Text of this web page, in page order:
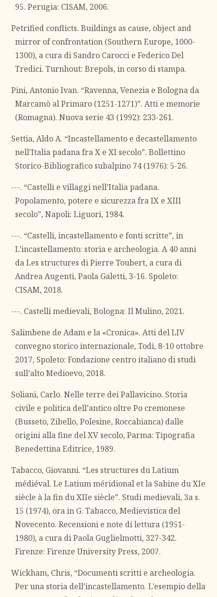
95. Perugia: CISAM, 2006.
Petrified conflicts. Buildings as cause, object and
mirror of confrontation (Southern Europe, 1000-
1300), a cura di Sandro Carocci e Federico Del
Tredici. Turnhout: Brepols, in corso di stampa.
Pini, Antonio Ivan. “Ravenna, Venezia e Bologna da
Marcamò al Primaro (1251-1271)”. Atti e memorie
(Romagna). Nuova serie 43 (1992): 233-261.
Settia, Aldo A. “Incastellamento e decastellamento
nell’Italia padana fra X e XI secolo”. Bollettino
Storico-Bibliografico subalpino 74 (1976): 5-26.
---. “Castelli e villaggi nell’Italia padana.
Popolamento, potere e sicurezza fra IX e XIII
secolo”, Napoli: Liguori, 1984.
---. “Castelli, incastellamento e fonti scritte”, in
L’incastellamento: storia e archeologia. A 40 anni
da Les structures di Pierre Toubert, a cura di
Andrea Augenti, Paola Galetti, 3-16. Spoleto:
CISAM, 2018.
---. Castelli medievali, Bologna: Il Mulino, 2021.
Salimbene de Adam e la «Cronica». Atti del LIV
convegno storico internazionale, Todi, 8-10 ottobre
2017, Spoleto: Fondazione centro italiano di studi
sull’alto Medioevo, 2018.
Soliani, Carlo. Nelle terre dei Pallavicino. Storia
civile e politica dell’antico oltre Po cremonese
(Busseto, Zibello, Polesine, Roccabianca) dalle
origini alla fine del XV secolo, Parma: Tipografia
Benedettina Editrice, 1989.
Tabacco, Giovanni. “Les structures du Latium
médiéval. Le Latium méridional et la Sabine du XIe
siècle à la fin du XIIe siècle”. Studi medievali, 3a s.
15 (1974), ora in G. Tabacco, Medievistica del
Novecento. Recensioni e note di lettura (1951-
1980), a cura di Paola Guglielmotti, 327-342.
Firenze: Firenze University Press, 2007.
Wickham, Chris, “Documenti scritti e archeologia.
Per una storia dell’incastellamento. L’esempio della